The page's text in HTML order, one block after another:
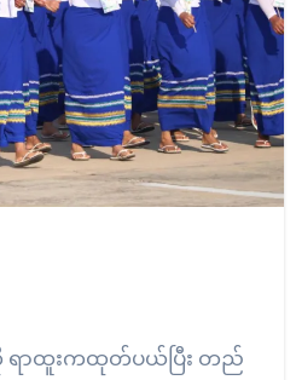
ကို ရာထူးကထုတ်ပယ်ပြီး တည်